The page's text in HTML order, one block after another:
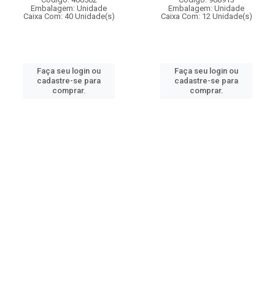
Embalagem: Unidade
Caixa Com: 40 Unidade(s)
Faça seu login ou
cadastre-se para
comprar.
Embalagem: Unidade
Caixa Com: 12 Unidade(s)
Faça seu login ou
cadastre-se para
comprar.